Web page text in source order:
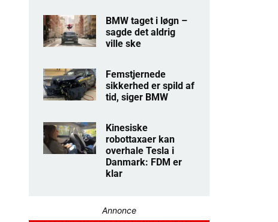
BMW taget i løgn –
sagde det aldrig
ville ske
Femstjernede
sikkerhed er spild af
tid, siger BMW
Kinesiske
robottaxaer kan
overhale Tesla i
Danmark: FDM er
klar
Annonce